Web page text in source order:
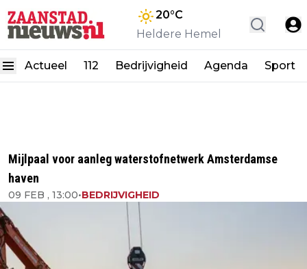
20°C
Heldere Hemel
Actueel 112 Bedrijvigheid Agenda Sport
Mijlpaal voor aanleg waterstofnetwerk Amsterdamse
haven
09 FEB , 13:00•BEDRIJVIGHEID